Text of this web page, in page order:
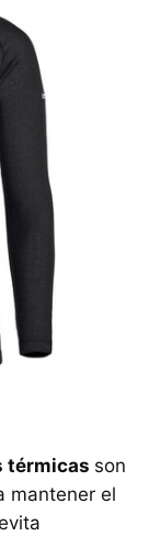
térmicas son
mantener el